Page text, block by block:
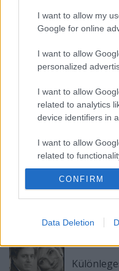
I want to allow my
Google for online
I want to allow
personalized
I want to allow
related to analytics
device identifiers in
I want to allow
related to
I want to allow
I want to allow
functionality and
user protection.
CONFIRM
Data Deletion
2005.IV.13.Verdi:
rendező: Szinetár
forrás: Magyar Állami
Ajánlott